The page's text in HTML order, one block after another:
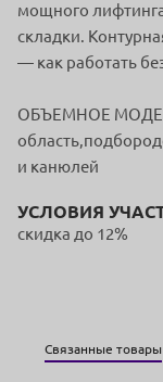
мощного
складки.
— как работать
ОБЪЕМНОЕ
и канюлей
УСЛОВИЯ
скидка до 12%
Связанные товары